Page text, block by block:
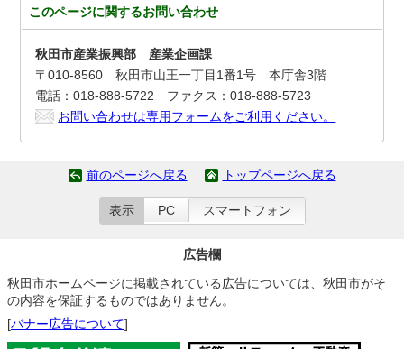
このページに関するお問い合わせ
秋田市産業振興部 産業企画課
〒010-8560 秋田市山王一丁目1番1号 本庁舎3階
電話：018-888-5722 ファクス：018-888-5723
お問い合わせは専用フォームをご利用ください。
前のページへ戻る トップページへ戻る
表示 PC スマートフォン
広告欄
秋田市ホームページに掲載されている広告については、秋田市がそ
の内容を保証するものではありません。
[バナー広告について]